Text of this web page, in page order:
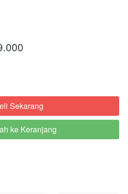
Sekarang
ke Keranjang